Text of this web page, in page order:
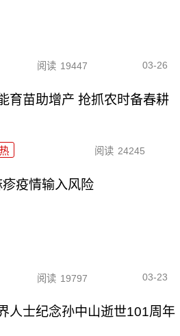
阅读 19447 03-26
育苗助增产 抢抓农时备春耕
阅读 24245
疫情输入风险
阅读 19797 03-23
人士纪念孙中山逝世101周年